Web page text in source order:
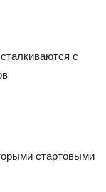
с
стартовыми